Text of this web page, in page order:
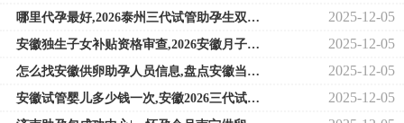
哪里代孕最好,2026泰州三代试管助孕生双胞胎价格明细，助孕价格至少5万起 2025-12-05
安徽独生子女补贴资格审查,2026安徽月子中心排行榜及价格 2025-12-05
怎么找安徽供卵助孕人员信息,盘点安徽当地2026三代供卵助孕机构 2025-12-05
安徽试管婴儿多少钱一次,安徽2026三代试管生男孩费用清单 2025-12-05